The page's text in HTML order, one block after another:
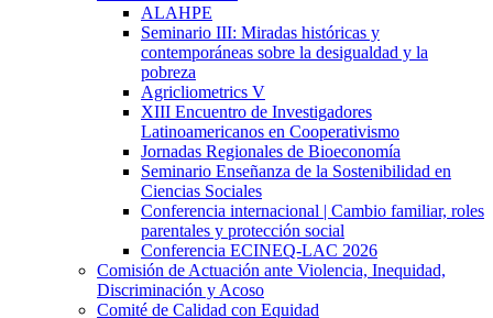
ALAHPE
Seminario III: Miradas históricas y
contemporáneas sobre la desigualdad y la
pobreza
Agricliometrics V
XIII Encuentro de Investigadores
Latinoamericanos en Cooperativismo
Jornadas Regionales de Bioeconomía
Seminario Enseñanza de la Sostenibilidad en
Ciencias Sociales
Conferencia internacional | Cambio familiar, roles
parentales y protección social
Conferencia ECINEQ-LAC 2026
Comisión de Actuación ante Violencia, Inequidad,
Discriminación y Acoso
Comité de Calidad con Equidad